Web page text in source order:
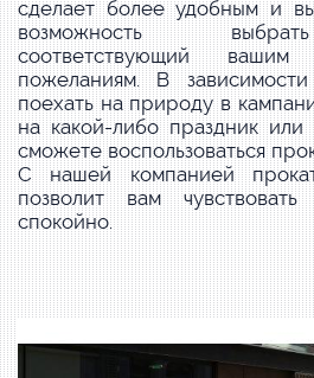
сделает более удобным и
возможность
соответствующий
пожеланиям. В
поехать на природу в
на какой-либо праздник
сможете воспользоваться
С нашей компанией
позволит вам
спокойно.